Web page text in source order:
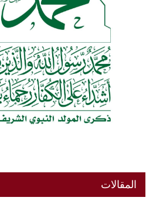
المقالات